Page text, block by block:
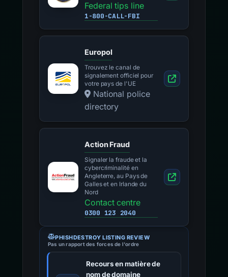
Federal tips line
1-800-CALL-FBI
Europol
Trouvez le canal de
signalement officiel pour
votre pays de l'UE
National police
directory
Action Fraud
Signaler la fraude et la
cybercriminalité en
Angleterre, au Pays de
Galles et en Irlande du
Nord
Contact centre
0300 123 2040
PHISHDESTROY LISTING REVIEW
Pas un rapport des forces de l'ordre
Recours en matière de
nom de domaine